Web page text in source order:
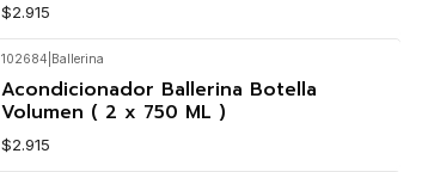
$2.915
102684 Ballerina
Acondicionador Ballerina Botella
Volumen ( 2 x 750 ML )
$2.915